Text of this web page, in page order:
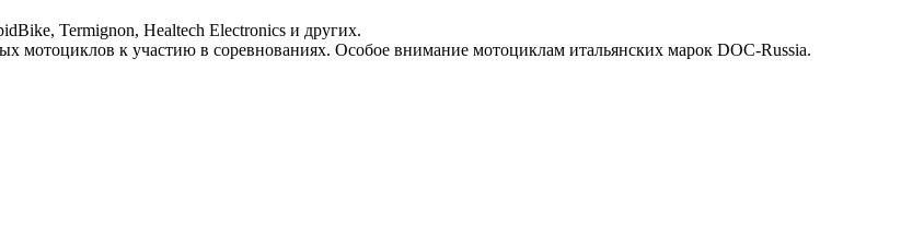
Termignon, Healtech Electronics и других.
мотоциклов к участию в соревнованиях. Особое внимание мотоциклам итальянских марок DOC-Russia.